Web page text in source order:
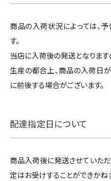
商品の入荷状況によっては、
す。
当店に入荷後の発送となります
生産の都合上、商品の入荷日
に前後する場合がございます。
配達指定日について
商品入荷後に発送させていた
定はお受けすることができかね